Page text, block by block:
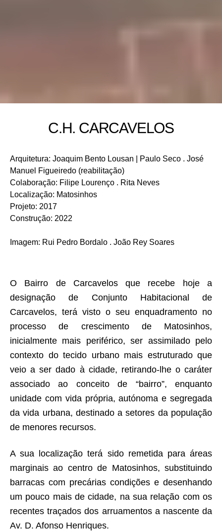
C.H. CARCAVELOS
O Bairro de Carcavelos que recebe hoje a
designação de Conjunto Habitacional de
Carcavelos, terá visto o seu enquadramento no
processo de crescimento de Matosinhos,
inicialmente mais periférico, ser assimilado pelo
contexto do tecido urbano mais estruturado que
veio a ser dado à cidade, retirando-lhe o caráter
associado ao conceito de “bairro”, enquanto
unidade com vida própria, autónoma e segregada
da vida urbana, destinado a setores da população
de menores recursos.
A sua localização terá sido remetida para áreas
marginais ao centro de Matosinhos, substituindo
barracas com precárias condições e desenhando
um pouco mais de cidade, na sua relação com os
recentes traçados dos arruamentos a nascente da
Av. D. Afonso Henriques.
Arquitetura: Joaquim Bento Lousan | Paulo Seco . José
Manuel Figueiredo (reabilitação)
Colaboração: Filipe Lourenço . Rita Neves
Localização: Matosinhos
Projeto: 2017
Construção: 2022
Imagem: Rui Pedro Bordalo . João Rey Soares